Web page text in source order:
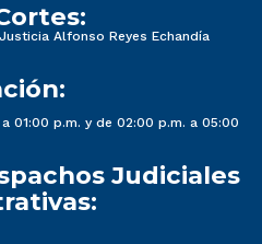
Alfonso Reyes Echandía
01:00 p.m. y de 02:00 p.m. a 05:00
Judiciales